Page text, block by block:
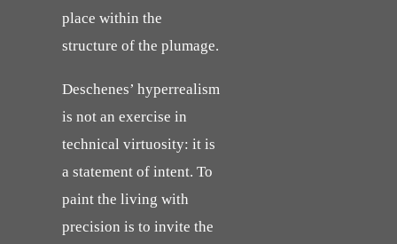
place within the
structure of the plumage.
Deschenes’ hyperrealism
is not an exercise in
technical virtuosity: it is
a statement of intent. To
paint the living with
precision is to invite the